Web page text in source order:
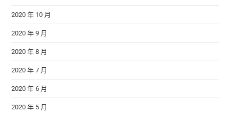
2020 年 10 月
2020 年 9 月
2020 年 8 月
2020 年 7 月
2020 年 6 月
2020 年 5 月